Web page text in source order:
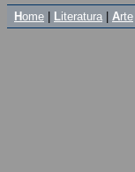
Home Literatura Arte